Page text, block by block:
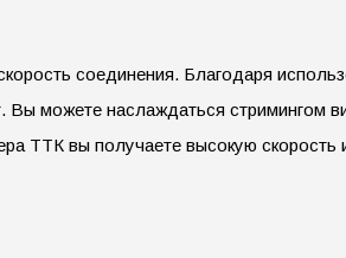
соединения. Благодаря
Вы можете наслаждаться
ТТК вы получаете высокую